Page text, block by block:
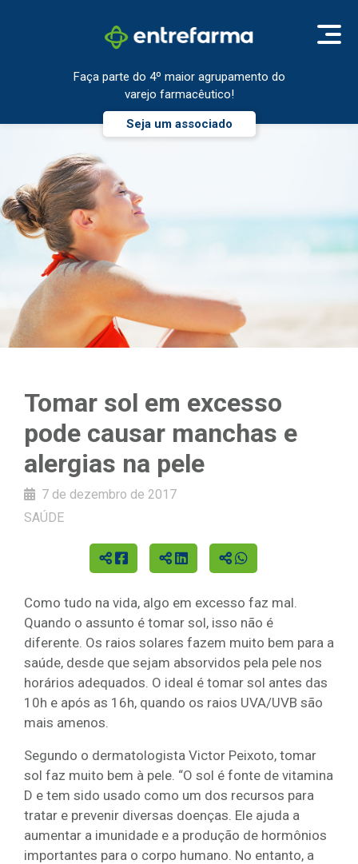
Faça parte do 4º maior agrupamento do
varejo farmacêutico!
Seja um associado
Tomar sol em excesso
pode causar manchas e
alergias na pele
7 de dezembro de 2017
SAÚDE
Como tudo na vida, algo em excesso faz mal.
Quando o assunto é tomar sol, isso não é
diferente. Os raios solares fazem muito bem para a
saúde, desde que sejam absorvidos pela pele nos
horários adequados. O ideal é tomar sol antes das
10h e após as 16h, quando os raios UVA/UVB são
mais amenos.
Segundo o dermatologista Victor Peixoto, tomar
sol faz muito bem à pele. “O sol é fonte de vitamina
D e tem sido usado como um dos recursos para
tratar e prevenir diversas doenças. Ele ajuda a
aumentar a imunidade e a produção de hormônios
importantes para o corpo humano. No entanto, a